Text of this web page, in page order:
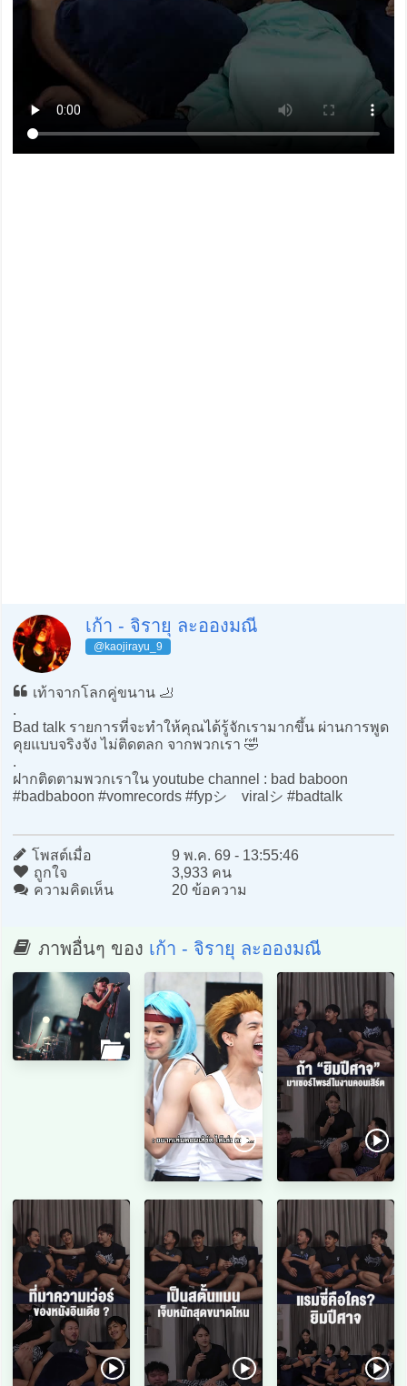
เก้า - จิรายุ ละอองมณี
@kaojirayu_9
เท้าจากโลกคู่ขนาน 🦶
.
Bad talk รายการที่จะทำให้คุณได้รู้จักเรามากขึ้น ผ่านการพูด
คุยแบบจริงจัง ไม่ติดตลก จากพวกเรา 🤣
.
ฝากติดตามพวกเราใน youtube channel : bad baboon
#badbaboon #vomrecords #fypシ゚viralシ #badtalk
โพสต์เมื่อ
9 พ.ค. 69 - 13:55:46
ถูกใจ
3,933 คน
ความคิดเห็น
20 ข้อความ
ภาพอื่นๆ ของ เก้า - จิรายุ ละอองมณี